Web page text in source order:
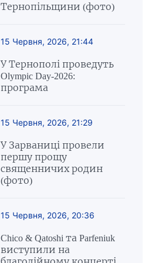
Тернопільщини (фото)
15 Червня, 2026, 21:44
У Тернополі проведуть
Olympic Day-2026:
програма
15 Червня, 2026, 21:29
У Зарваниці провели
першу прощу
священничих родин
(фото)
15 Червня, 2026, 20:36
Chico & Qatoshi та Parfeniuk
виступили на